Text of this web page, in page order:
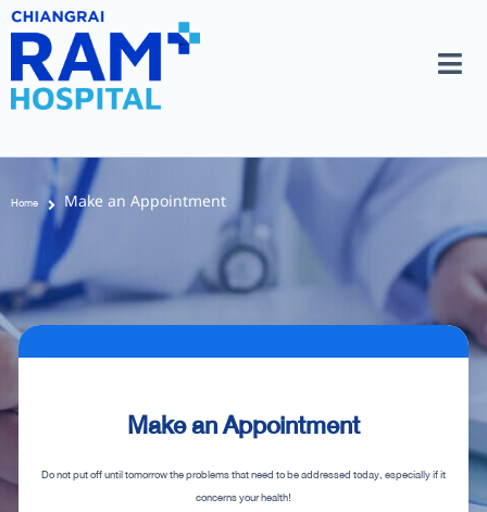
Home Make an Appointment
Make an Appointment
Do not put off until tomorrow the problems that need to be addressed today, especially if it
concerns your health!